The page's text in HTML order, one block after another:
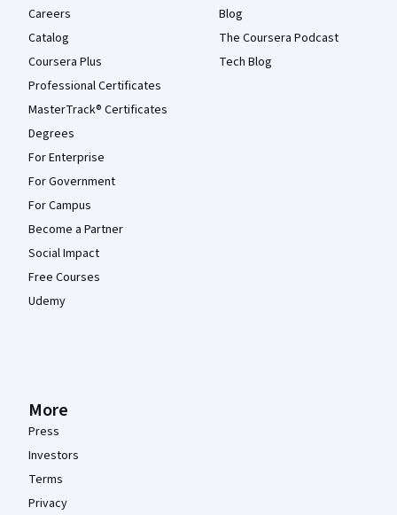
Careers
Catalog
Coursera Plus
Professional Certificates
MasterTrack® Certificates
Degrees
For Enterprise
For Government
For Campus
Become a Partner
Social Impact
Free Courses
Udemy
Blog
The Coursera Podcast
Tech Blog
More
Press
Investors
Terms
Privacy